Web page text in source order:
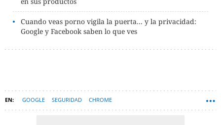
Cuando veas porno vigila la puerta... y la privacidad:
Google y Facebook saben lo que ves
GOOGLE SEGURIDAD CHROME